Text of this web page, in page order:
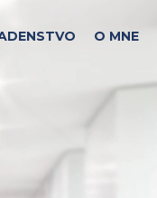
O MNE